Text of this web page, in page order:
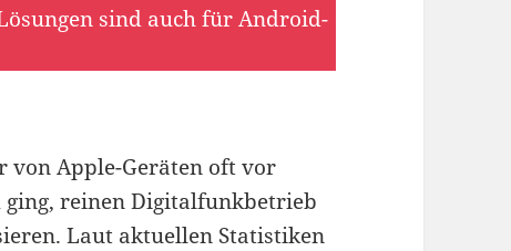
sind auch für Android-
von Apple-Geräten oft vor
reinen Digitalfunkbetrieb
Laut aktuellen Statistiken